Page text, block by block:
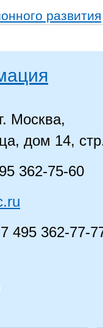
развития
Москва,
дом 14,
362-75-60
495 362-77-